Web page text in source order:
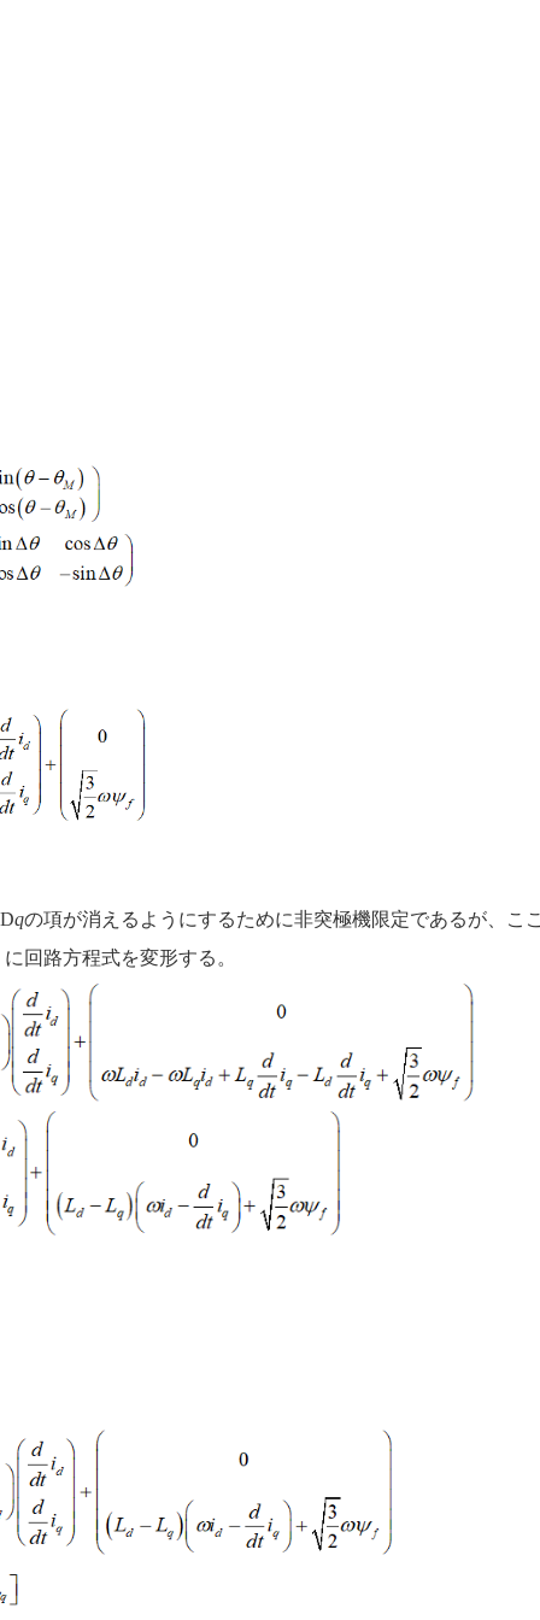
Dqの項が消えるようにするために非突極機限定であるが、こ
回路方程式を変形する。